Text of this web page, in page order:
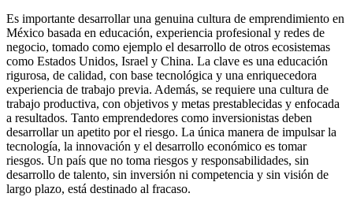
Es importante desarrollar una genuina cultura de emprendimiento en
México basada en educación, experiencia profesional y redes de
negocio, tomado como ejemplo el desarrollo de otros ecosistemas
como Estados Unidos, Israel y China. La clave es una educación
rigurosa, de calidad, con base tecnológica y una enriquecedora
experiencia de trabajo previa. Además, se requiere una cultura de
trabajo productiva, con objetivos y metas prestablecidas y enfocada
a resultados. Tanto emprendedores como inversionistas deben
desarrollar un apetito por el riesgo. La única manera de impulsar la
tecnología, la innovación y el desarrollo económico es tomar
riesgos. Un país que no toma riesgos y responsabilidades, sin
desarrollo de talento, sin inversión ni competencia y sin visión de
largo plazo, está destinado al fracaso.